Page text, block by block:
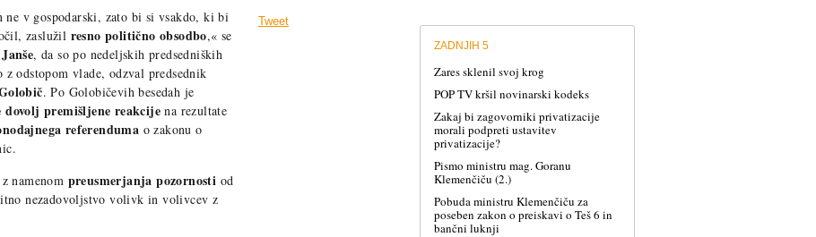
v gospodarski, zato bi si vsakdo, ki bi
zaslužil resno politično obsodbo,« se
, da so po nedeljskih predsedniških
odstopom vlade, odzval predsednik
.Po Golobičevih besedah je
dovolj premišljene reakcije na rezultate
referenduma o zakonu o
namenom preusmerjanja pozornosti od
nezadovoljstvo volivk in volivcev z
Tweet
ZADNJIH 5
Zares sklenil svoj krog
POP TV kršil novinarski kodeks
Zakaj bi zagovorniki privatizacije
morali podpreti ustavitev
privatizacije?
Pismo ministru mag. Goranu
Klemenčiču (2.)
Pobuda ministru Klemenčiču za
poseben zakon o preiskavi o Teš 6 in
bančni luknji